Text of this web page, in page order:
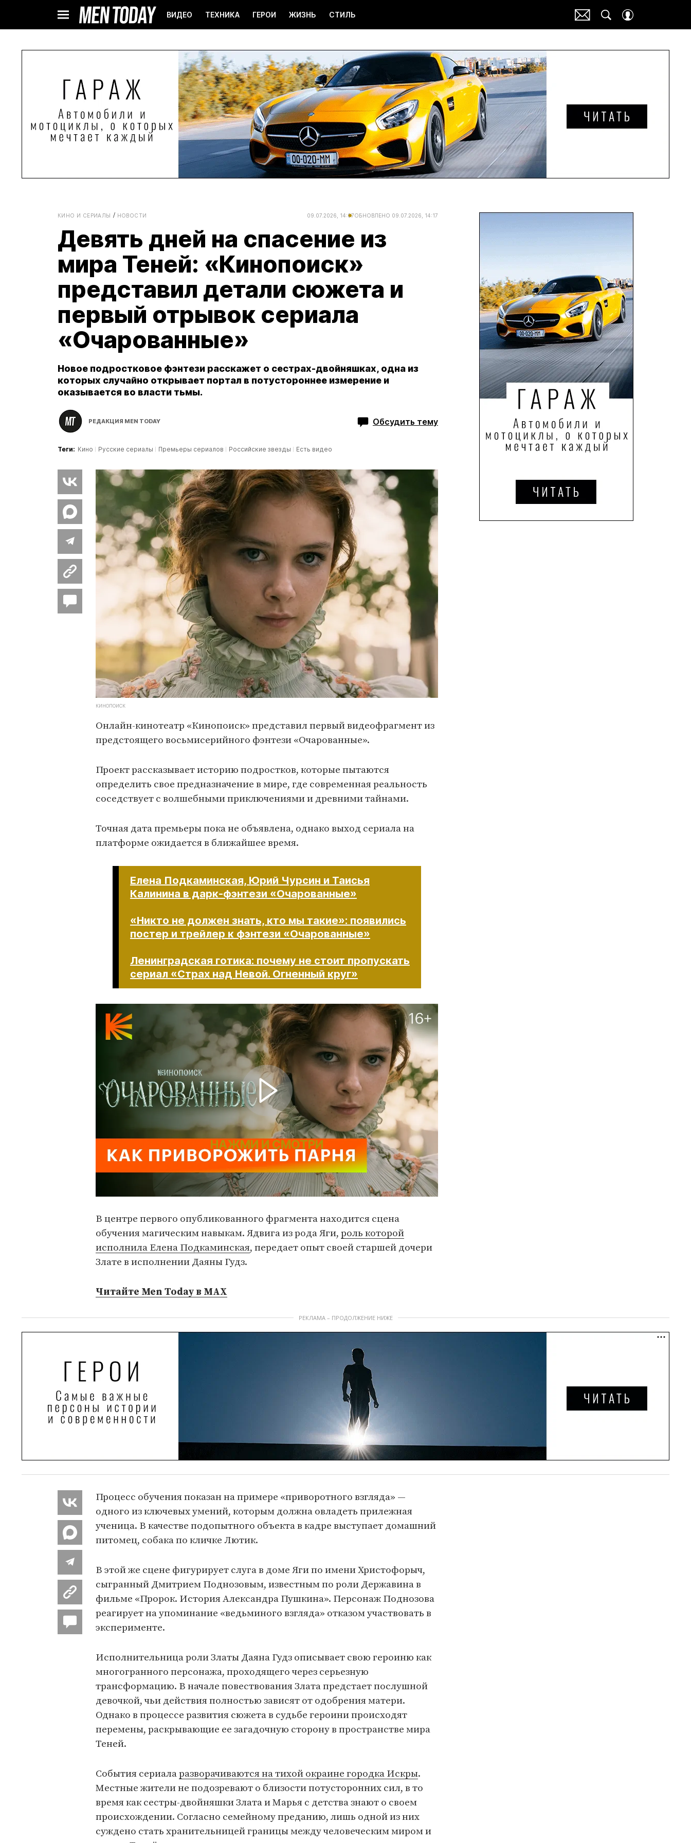
ВИДЕО ТЕХНИКА ГЕРОИ ЖИЗНЬ СТИЛЬ
КИНО И СЕРИАЛЫ НОВОСТИ 09.07.2026, 14:07ОБНОВЛЕНО 09.07.2026, 14:17
Девять дней на спасение из
мира Теней: «Кинопоиск»
представил детали сюжета и
первый отрывок сериала
«Очарованные»
Новое подростковое фэнтези расскажет о сестрах-двойняшках, одна из
которых случайно открывает портал в потустороннее измерение и
оказывается во власти тьмы.
РЕДАКЦИЯ MEN TODAY Обсудить тему
Теги: Кино Русские сериалы Премьеры сериалов Российские звезды Есть видео
КИНОПОИСК
Онлайн-кинотеатр «Кинопоиск» представил первый видеофрагмент из
предстоящего восьмисерийного фэнтези «Очарованные».
Проект рассказывает историю подростков, которые пытаются
определить свое предназначение в мире, где современная реальность
соседствует с волшебными приключениями и древними тайнами.
Точная дата премьеры пока не объявлена, однако выход сериала на
платформе ожидается в ближайшее время.
Елена Подкаминская, Юрий Чурсин и Таисья
Калинина в дарк-фэнтези «Очарованные»
«Никто не должен знать, кто мы такие»: появились
постер и трейлер к фэнтези «Очарованные»
Ленинградская готика: почему не стоит пропускать
сериал «Страх над Невой. Огненный круг»
НАЖМИ И СМОТРИ
В центре первого опубликованного фрагмента находится сцена
обучения магическим навыкам. Ядвига из рода Яги, роль которой
исполнила Елена Подкаминская, передает опыт своей старшей дочери
Злате в исполнении Даяны Гудз.
Читайте Men Today в MAX
РЕКЛАМА – ПРОДОЛЖЕНИЕ НИЖЕ
Процесс обучения показан на примере «приворотного взгляда» —
одного из ключевых умений, которым должна овладеть прилежная
ученица. В качестве подопытного объекта в кадре выступает домашний
питомец, собака по кличке Лютик.
В этой же сцене фигурирует слуга в доме Яги по имени Христофорыч,
сыгранный Дмитрием Поднозовым, известным по роли Державина в
фильме «Пророк. История Александра Пушкина». Персонаж Поднозова
реагирует на упоминание «ведьминого взгляда» отказом участвовать в
эксперименте.
Исполнительница роли Златы Даяна Гудз описывает свою героиню как
многогранного персонажа, проходящего через серьезную
трансформацию. В начале повествования Злата предстает послушной
девочкой, чьи действия полностью зависят от одобрения матери.
Однако в процессе развития сюжета в судьбе героини происходят
перемены, раскрывающие ее загадочную сторону в пространстве мира
Теней.
События сериаларазворачиваются на тихой окраине городка Искры.
Местные жители не подозревают о близости потусторонних сил, в то
время как сестры-двойняшки Злата и Марья с детства знают о своем
происхождении. Согласно семейному преданию, лишь одной из них
суждено стать хранительницей границы между человеческим миром и